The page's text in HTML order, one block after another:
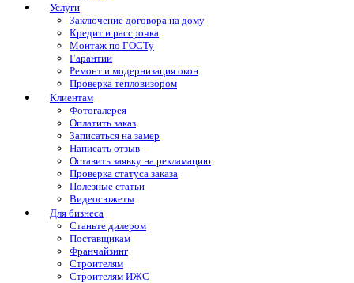
Услуги
Заключение договора на дому
Кредит и рассрочка
Монтаж по ГОСТу
Гарантии
Ремонт и модернизация окон
Проверка тепловизором
Клиентам
Фотогалерея
Оплатить заказ
Записаться на замер
Написать отзыв
Оставить заявку на рекламацию
Проверка статуса заказа
Полезные статьи
Видеосюжеты
Для бизнеса
Станьте дилером
Поставщикам
Франчайзинг
Строителям
Строителям ИЖС